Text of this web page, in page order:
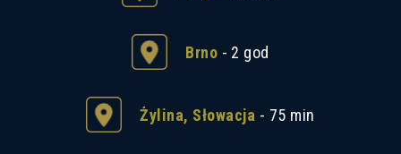
Brno - 2 god
Żylina, Słowacja - 75 min